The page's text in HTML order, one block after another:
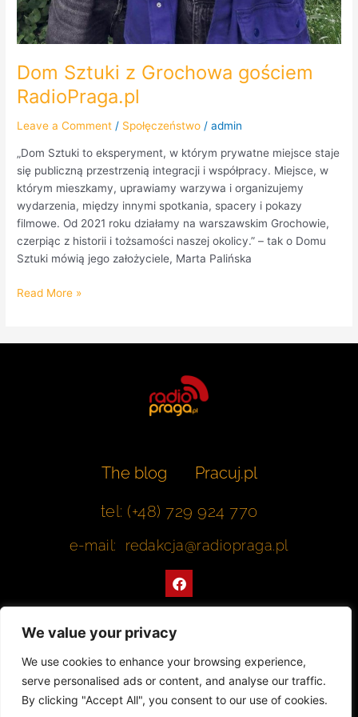
We value your privacy
We use cookies to enhance your browsing experience,
serve personalised ads or content, and analyse our traffic.
By clicking "Accept All", you consent to our use of cookies.
Dom Sztuki z Grochowa gościem
RadioPraga.pl
Leave a Comment / Społęczeństwo /admin
„Dom Sztuki to eksperyment, w którym prywatne miejsce staje
się publiczną przestrzenią integracji i współpracy. Miejsce, w
którym mieszkamy, uprawiamy warzywa i organizujemy
wydarzenia, między innymi spotkania, spacery i pokazy
filmowe. Od 2021 roku działamy na warszawskim Grochowie,
czerpiąc z historii i tożsamości naszej okolicy.” – tak o Domu
Sztuki mówią jego założyciele, Marta Palińska
Read More »
The blog
Pracuj.pl
tel: (+48) 729 924 770
e-mail: redakcja@radiopraga.pl
F
a
c
o
k
Współpracujemy z Muzeum Warszawskiej Pragi
© 2022 All rights Reserved. Radiopraga.pl